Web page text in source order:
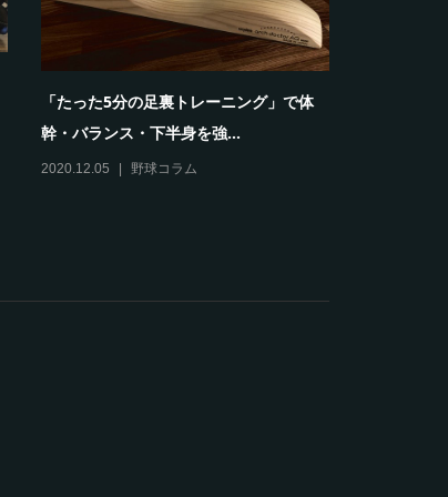
「たった5分の足裏トレーニング」で体
幹・バランス・下半身を強...
2020.12.05 野球コラム